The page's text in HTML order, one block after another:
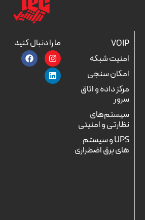
VOIP
امنیت شبکه
امکان سنجی
مرکز داده و اتاق
سرور
سیستم‌های
نظارتی و امنیتی
UPS و سیستم
های برق اضطراری
ما را دنبال کنید
I
n
s
t
a
F
a
c
L
i
n
k
e